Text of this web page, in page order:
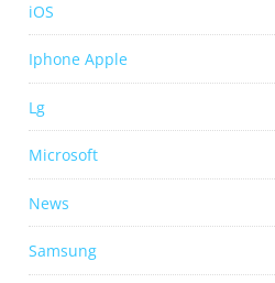
iOS
Iphone Apple
Lg
Microsoft
News
Samsung